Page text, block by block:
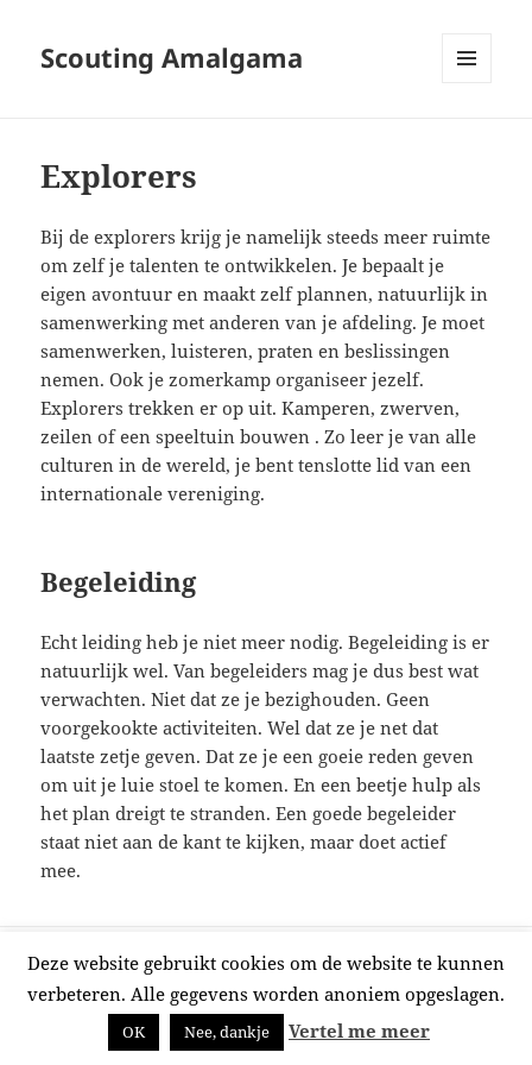
Scouting Amalgama
Explorers
Bij de explorers krijg je namelijk steeds meer ruimte
om zelf je talenten te ontwikkelen. Je bepaalt je
eigen avontuur en maakt zelf plannen, natuurlijk in
samenwerking met anderen van je afdeling. Je moet
samenwerken, luisteren, praten en beslissingen
nemen. Ook je zomerkamp organiseer jezelf.
Explorers trekken er op uit. Kamperen, zwerven,
zeilen of een speeltuin bouwen . Zo leer je van alle
culturen in de wereld, je bent tenslotte lid van een
internationale vereniging.
Begeleiding
Echt leiding heb je niet meer nodig. Begeleiding is er
natuurlijk wel. Van begeleiders mag je dus best wat
verwachten. Niet dat ze je bezighouden. Geen
voorgekookte activiteiten. Wel dat ze je net dat
laatste zetje geven. Dat ze je een goeie reden geven
om uit je luie stoel te komen. En een beetje hulp als
het plan dreigt te stranden. Een goede begeleider
staat niet aan de kant te kijken, maar doet actief
mee.
Privacy & cookies Mogelijk gemaakt door WordPress
Deze website gebruikt cookies om de website te kunnen
verbeteren. Alle gegevens worden anoniem opgeslagen.
OK Nee, dankje Vertel me meer